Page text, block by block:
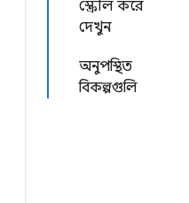
স্ক্রোল করে
দেখুন
অনুপস্থিত
বিকল্পগুলি